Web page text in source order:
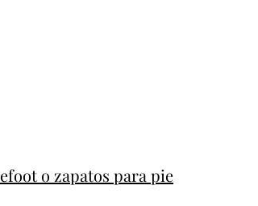
o zapatos para pie